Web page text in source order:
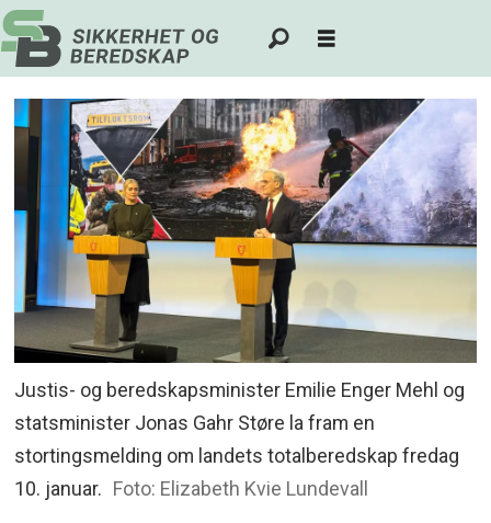
Justis- og beredskapsminister Emilie Enger Mehl og
statsminister Jonas Gahr Støre la fram en
stortingsmelding om landets totalberedskap fredag
10. januar. Foto: Elizabeth Kvie Lundevall